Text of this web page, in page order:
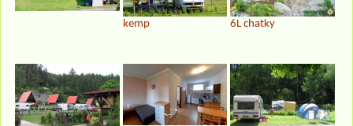
kemp 6L chatky